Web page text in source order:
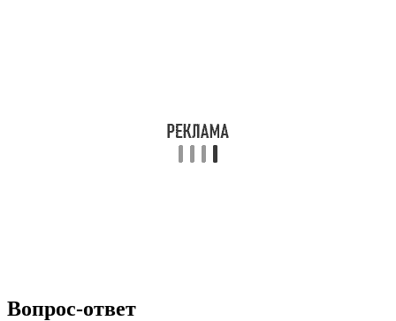
Вопрос-ответ